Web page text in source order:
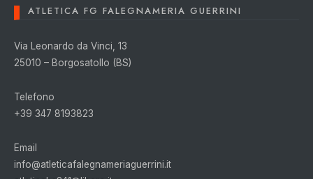
ATLETICA FG FALEGNAMERIA GUERRINI
Via Leonardo da Vinci, 13
25010 – Borgosatollo (BS)
Telefono
+39 347 8193823
Email
info@atleticafalegnameriaguerrini.it